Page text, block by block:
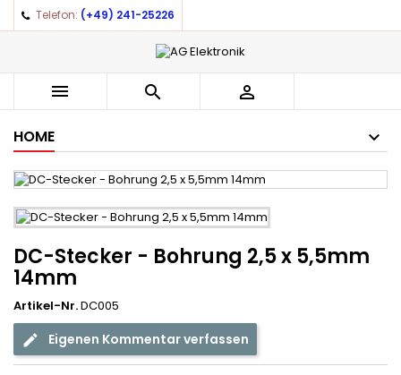
Telefon: (+49) 241-25226
  
HOME
DC-Stecker - Bohrung 2,5 x 5,5mm
14mm
Artikel-Nr.DC005
Eigenen Kommentar verfassen